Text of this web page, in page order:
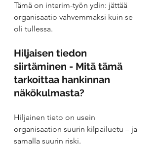
Tämä on interim-työn ydin: jättää
organisaatio vahvemmaksi kuin se
oli tullessa.
Hiljaisen tiedon
siirtäminen - Mitä tämä
tarkoittaa hankinnan
näkökulmasta?
Hiljainen tieto on usein
organisaation suurin kilpailuetu – ja
samalla suurin riski.